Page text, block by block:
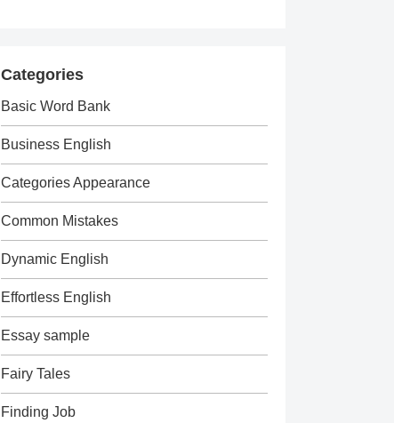
Categories
Basic Word Bank
Business English
Categories Appearance
Common Mistakes
Dynamic English
Effortless English
Essay sample
Fairy Tales
Finding Job